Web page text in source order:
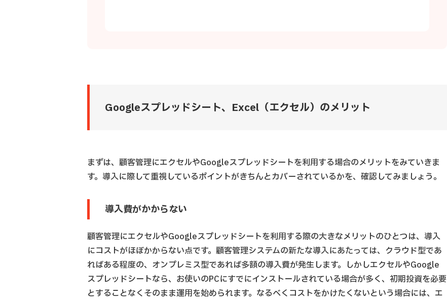
Googleスプレッドシート、Excel（エクセル）のメリット
まずは、顧客管理にエクセルやGoogleスプレッドシートを利用する場合のメリットをみていきま
す。導入に際して重視しているポイントがきちんとカバーされているかを、確認してみましょう。
導入費がかからない
顧客管理にエクセルやGoogleスプレッドシートを利用する際の大きなメリットのひとつは、導入
にコストがほぼかからない点です。顧客管理システムの新たな導入にあたっては、クラウド型であ
ればある程度の、オンプレミス型であれば多額の導入費が発生します。しかしエクセルやGoogle
スプレッドシートなら、お使いのPCにすでにインストールされている場合が多く、初期投資を必要
とすることなくそのまま運用を始められます。なるべくコストをかけたくないという場合には、エ